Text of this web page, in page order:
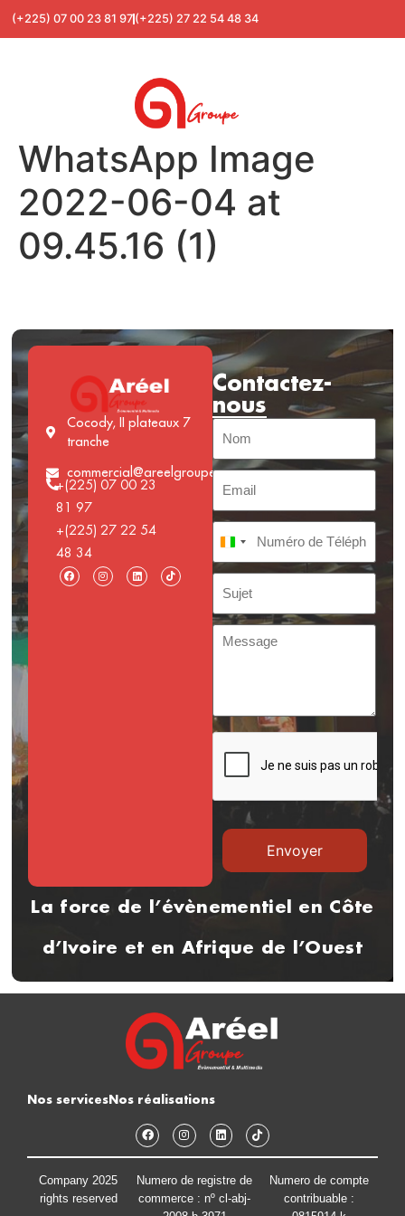
(+225) 07 00 23 81 97 (+225) 27 22 54 48 34
WhatsApp Image
2022-06-04 at
09.45.16 (1)
Cocody, II plateaux 7
tranche
commercial@areelgroupe.com
+(225) 07 00 23
81 97
+(225) 27 22 54
48 34
Contactez-
nous
Côte d’Ivoire +225
La force de l’évènementiel en Côte
d’Ivoire et en Afrique de l’Ouest
Nos services Nos réalisations
Company 2025
rights reserved
Numero de registre de
commerce : nº cl-abj-
Numero de compte
contribuable :